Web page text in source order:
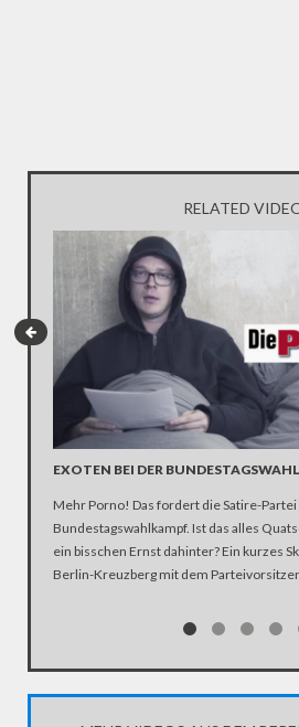
RELATED
EXOTEN BEI DER
Mehr Porno! Das fordert die Satire-Partei
Bundestagswahlkampf. Ist das alles
ein bisschen Ernst dahinter? Ein kurzes
Berlin-Kreuzberg mit dem